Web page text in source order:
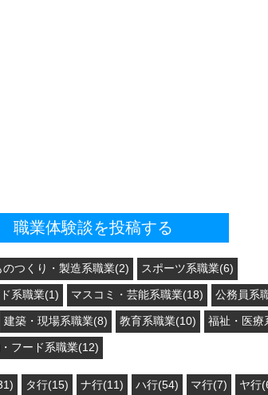
職業体験談を投稿する
のつくり・製造系職業(2) スポーツ系職業(6)
系職業(1) マスコミ・芸能系職業(18) 公務員系
建築・現場系職業(8) 教育系職業(10) 福祉・医療
フード系職業(12)
タ行(15) ナ行(11) ハ行(54) マ行(7) ヤ行